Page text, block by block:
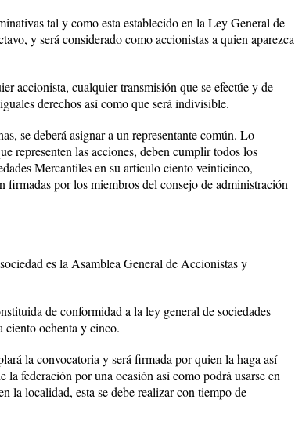
tal y como esta establecido en la Ley General de
y será considerado como accionistas a quien aparezca
accionista, cualquier transmisión que se efectúe y de
derechos así como que será indivisible.
se deberá asignar a un representante común. Lo
representen las acciones, deben cumplir todos los
Mercantiles en su articulo ciento veinticinco,
firmadas por los miembros del consejo de administración
es la Asamblea General de Accionistas y
de conformidad a la ley general de sociedades
ciento ochenta y cinco.
la convocatoria y será firmada por quien la haga así
federación por una ocasión así como podrá usarse en
la localidad, esta se debe realizar con tiempo de